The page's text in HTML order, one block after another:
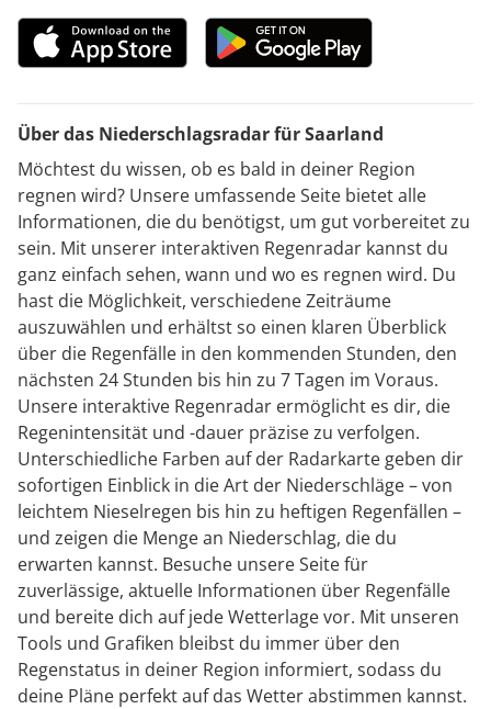
Über das Niederschlagsradar für Saarland
Möchtest du wissen, ob es bald in deiner Region
regnen wird? Unsere umfassende Seite bietet alle
Informationen, die du benötigst, um gut vorbereitet zu
sein. Mit unserer interaktiven Regenradar kannst du
ganz einfach sehen, wann und wo es regnen wird. Du
hast die Möglichkeit, verschiedene Zeiträume
auszuwählen und erhältst so einen klaren Überblick
über die Regenfälle in den kommenden Stunden, den
nächsten 24 Stunden bis hin zu 7 Tagen im Voraus.
Unsere interaktive Regenradar ermöglicht es dir, die
Regenintensität und -dauer präzise zu verfolgen.
Unterschiedliche Farben auf der Radarkarte geben dir
sofortigen Einblick in die Art der Niederschläge – von
leichtem Nieselregen bis hin zu heftigen Regenfällen –
und zeigen die Menge an Niederschlag, die du
erwarten kannst. Besuche unsere Seite für
zuverlässige, aktuelle Informationen über Regenfälle
und bereite dich auf jede Wetterlage vor. Mit unseren
Tools und Grafiken bleibst du immer über den
Regenstatus in deiner Region informiert, sodass du
deine Pläne perfekt auf das Wetter abstimmen kannst.